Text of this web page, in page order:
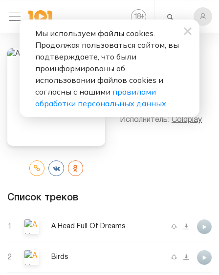
18+
Слушать бесплатно
Исполнитель: Coldplay
Список треков
1 A Head Full Of Dreams
2 Birds
Мы используем файлы cookies.
Продолжая пользоваться сайтом, вы
подтверждаете, что были
проинформированы об
использовании файлов cookies и
согласны с нашими правилами
обработки персональных данных.